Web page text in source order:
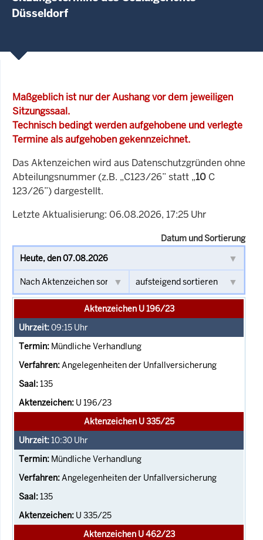
Düsseldorf
Maßgeblich ist nur der Aushang vor dem jeweiligen
Sitzungssaal.
Technisch bedingt werden aufgehobene und verlegte
Termine als aufgehoben gekennzeichnet.
Das Aktenzeichen wird aus Datenschutzgründen ohne
Abteilungsnummer (z.B. „C123/26” statt „10 C
123/26”) dargestellt.
Letzte Aktualisierung: 06.08.2026, 17:25 Uhr
Datum und Sortierung
Aktenzeichen U 196/23
09:15 Uhr
Mündliche Verhandlung
Angelegenheiten der Unfallversicherung
135
U 196/23
Aktenzeichen U 335/25
10:30 Uhr
Mündliche Verhandlung
Angelegenheiten der Unfallversicherung
135
U 335/25
Aktenzeichen U 462/23